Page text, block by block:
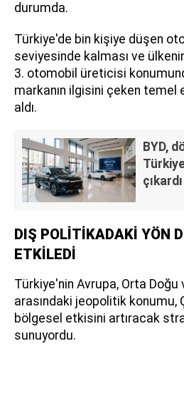
durumda.
Türkiye'de bin kişiye düşen
seviyesinde kalması ve
3. otomobil üreticisi
markanın ilgisini çeken temel
aldı.
BYD,
çıkardı
DIŞ POLİTİKADAKİ YÖN
ETKİLEDİ
Türkiye'nin Avrupa, Orta Doğu
arasındaki jeopolitik konumu,
bölgesel etkisini artıracak
sunuyordu.